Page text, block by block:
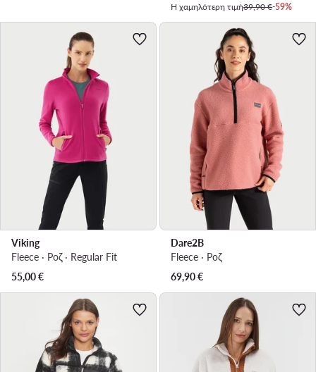
Η χαμηλότερη τιμή39,90 €-59%
Viking
Fleece · Ροζ · Regular Fit
55,00€
Dare2B
Fleece · Ροζ
69,90€